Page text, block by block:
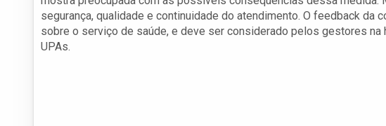
segurança, qualidade e continuidade do atendimento. O feedback
sobre o serviço de saúde, e deve ser considerado pelos gestores
UPAs.